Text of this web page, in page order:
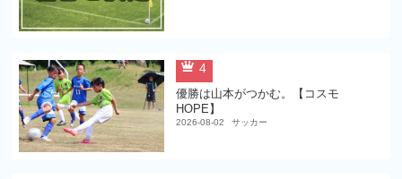
4
優勝は山本がつかむ。【コスモ
HOPE】
2026-08-02 サッカー